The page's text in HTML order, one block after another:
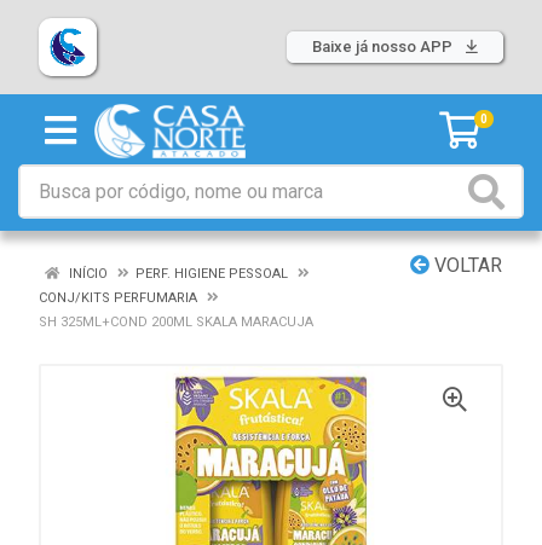
Baixe já nosso APP
0
VOLTAR
INÍCIO
PERF. HIGIENE PESSOAL
CONJ/KITS PERFUMARIA
SH 325ML+COND 200ML SKALA MARACUJA